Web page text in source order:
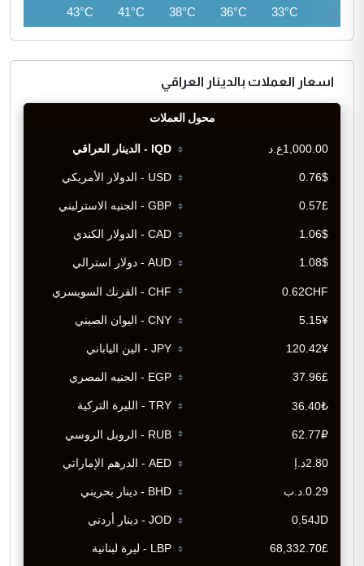
33°C
36°C
38°C
41°C
43°C
اسعار العملات بالدينار العراقي